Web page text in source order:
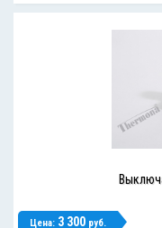
Цена:3 300 руб.